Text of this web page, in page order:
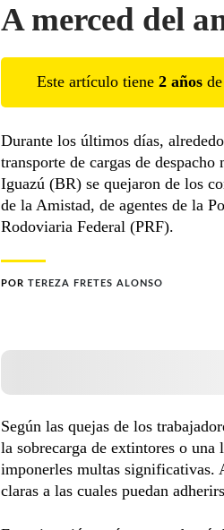
A merced del
Este artículo tiene 2 años
Durante los últimos días,
transporte de cargas de
Iguazú (BR) se quejaron de los
de la Amistad, de agentes de la
Rodoviaria Federal (PRF).
POR TEREZA FRETES ALONSO
Según las quejas de los
la sobrecarga de extintores o
imponerles multas significativas.
claras a las cuales puedan